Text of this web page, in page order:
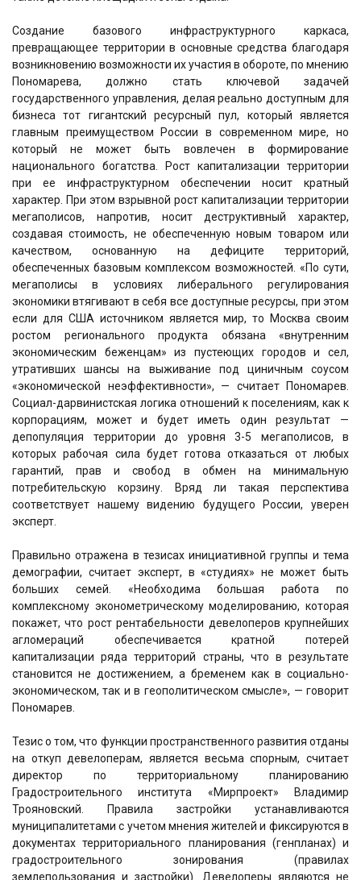
Создание базового инфраструктурного каркаса,
превращающее территории в основные средства благодаря
возникновению возможности их участия в обороте, по мнению
Пономарева, должно стать ключевой задачей
государственного управления, делая реально доступным для
бизнеса тот гигантский ресурсный пул, который является
главным преимуществом России в современном мире, но
который не может быть вовлечен в формирование
национального богатства. Рост капитализации территории
при ее инфраструктурном обеспечении носит кратный
характер. При этом взрывной рост капитализации территории
мегаполисов, напротив, носит деструктивный характер,
создавая стоимость, не обеспеченную новым товаром или
качеством, основанную на дефиците территорий,
обеспеченных базовым комплексом возможностей. «По сути,
мегаполисы в условиях либерального регулирования
экономики втягивают в себя все доступные ресурсы, при этом
если для США источником является мир, то Москва своим
ростом регионального продукта обязана «внутренним
экономическим беженцам» из пустеющих городов и сел,
утративших шансы на выживание под циничным соусом
«экономической неэффективности», — считает Пономарев.
Социал-дарвинистская логика отношений к поселениям, как к
корпорациям, может и будет иметь один результат —
депопуляция территории до уровня 3-5 мегаполисов, в
которых рабочая сила будет готова отказаться от любых
гарантий, прав и свобод в обмен на минимальную
потребительскую корзину. Вряд ли такая перспектива
соответствует нашему видению будущего России, уверен
эксперт.
Правильно отражена в тезисах инициативной группы и тема
демографии, считает эксперт, в «студиях» не может быть
больших семей. «Необходима большая работа по
комплексному эконометрическому моделированию, которая
покажет, что рост рентабельности девелоперов крупнейших
агломераций обеспечивается кратной потерей
капитализации ряда территорий страны, что в результате
становится не достижением, а бременем как в социально-
экономическом, так и в геополитическом смысле», — говорит
Пономарев.
Тезис о том, что функции пространственного развития отданы
на откуп девелоперам, является весьма спорным, считает
директор по территориальному планированию
Градостроительного института «Мирпроект» Владимир
Трояновский. Правила застройки устанавливаются
муниципалитетами с учетом мнения жителей и фиксируются в
документах территориального планирования (генпланах) и
градостроительного зонирования (правилах
землепользования и застройки). Девелоперы являются не